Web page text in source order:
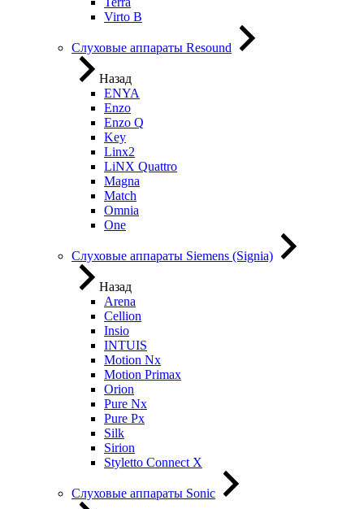
Virto B
Слуховые аппараты Resound
Назад
ENYA
Enzo
Enzo Q
Key
Linx2
LiNX Quattro
Magna
Match
Omnia
One
Слуховые аппараты Siemens (Signia)
Назад
Arena
Cellion
Insio
INTUIS
Motion Nx
Motion Primax
Orion
Pure Nx
Pure Px
Silk
Sirion
Styletto Connect X
Слуховые аппараты Sonic